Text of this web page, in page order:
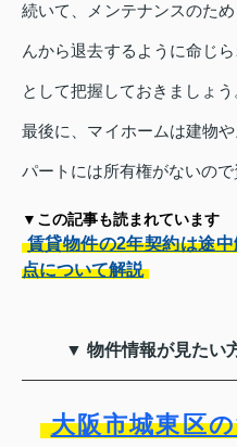
続いて、メンテナンスのた
んから退去するように命じ
として把握しておきましょう
最後に、マイホームは建物
パートには所有権がないので
▼この記事も読まれています
賃貸物件の2年契約は途
点について解説
▼ 物件情報が見たい
大阪市城東区